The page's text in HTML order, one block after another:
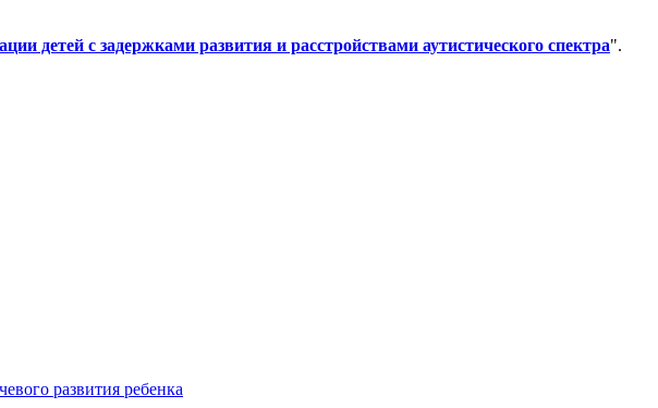
детей с задержками развития и расстройствами аутистического спектра".
развития ребенка